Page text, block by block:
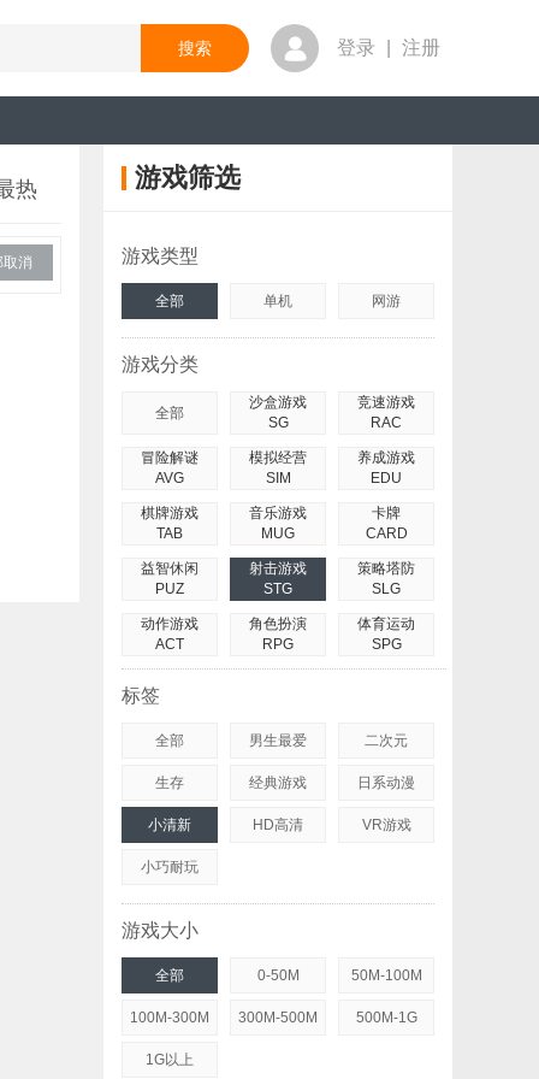
登录 注册
热
取消
游戏筛选
游戏类型
全部 单机 网游
游戏分类
全部
沙盒游戏
SG
竞速游戏
RAC
冒险解谜
AVG
模拟经营
SIM
养成游戏
EDU
棋牌游戏
TAB
音乐游戏
MUG
卡牌
CARD
益智休闲
PUZ
射击游戏
STG
策略塔防
SLG
动作游戏
ACT
角色扮演
RPG
体育运动
SPG
标签
全部 男生最爱 二次元
生存 经典游戏 日系动漫
小清新 HD高清 VR游戏
小巧耐玩
游戏大小
全部 0-50M 50M-100M
100M-300M 300M-500M 500M-1G
1G以上